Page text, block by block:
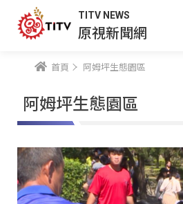
TITV NEWS
原視新聞網
首頁 阿姆坪生態園區
阿姆坪生態園區